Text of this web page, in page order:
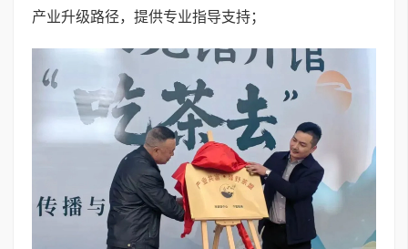
产业升级路径，提供专业指导支持；